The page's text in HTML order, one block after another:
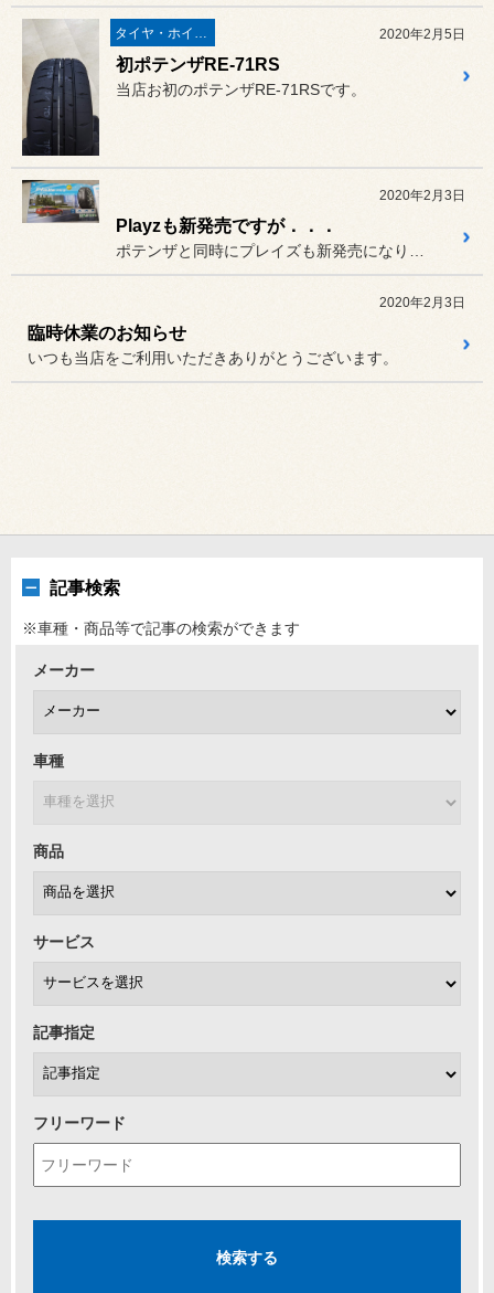
2020年2月5日
初ポテンザRE-71RS
当店お初のポテンザRE-71RSです。
2020年2月3日
Playzも新発売ですが．．．
2020年2月3日
臨時休業のお知らせ
いつも当店をご利用いただきありがとうございます。
記事検索
※車種・商品等で記事の検索ができます
メーカー
車種
商品
サービス
記事指定
フリーワード